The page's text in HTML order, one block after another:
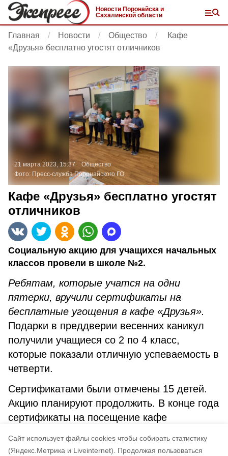
Cайт использует файлы cookies чтобы собирать статистику
(Яндекс.Метрика и Liveinternet).
Продолжая пользоваться
Новости Поронайска и
Сахалинской области
Главная Новости Общество
Кафе
«Друзья» бесплатно угостят отличников
21 марта 2023, 15:37
Общество
Фото: Пресс-служба Поронайского ГО
Кафе «Друзья» бесплатно угостят
отличников
Социальную акцию для учащихся начальных
классов провели в школе №2.
Ребятам, которые учатся на одни
пятерки, вручили сертификаты на
бесплатные угощения в кафе «Друзья».
Подарки в преддверии весенних каникул
получили учащиеся со 2 по 4 класс,
которые показали отличную успеваемость в
четверти.
Сертификатами были отмечены 15 детей.
Акцию планируют продолжить. В конце года
сертификаты на посещение кафе
школы.